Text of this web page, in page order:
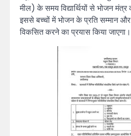
मील) के समय विद्यार्थियों से भोजन मंत्र
इससे बच्चों में भोजन के प्रति सम्मान
विकसित करने का प्रयास किया जाएगा।